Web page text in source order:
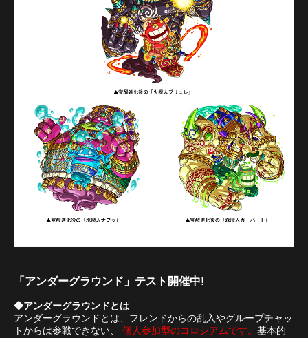
「アンダーグラウンド」テスト開催中!
◆アンダーグラウンドとは
アンダーグラウンドとは、フレンドからの乱入やグループチャッ
トからは参戦できない、 個人参加型のコロシアムです。 基本的